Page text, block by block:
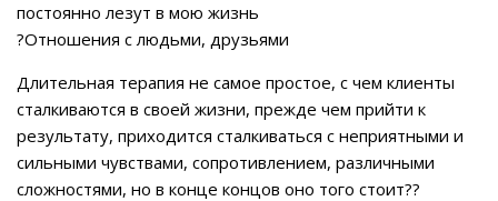
постоянно лезут в мою жизнь
?Отношения с людьми, друзьями
Длительная терапия не самое простое, с чем клиенты
сталкиваются в своей жизни, прежде чем прийти к
результату, приходится сталкиваться с неприятными и
сильными чувствами, сопротивлением, различными
сложностями, но в конце концов оно того стоит??